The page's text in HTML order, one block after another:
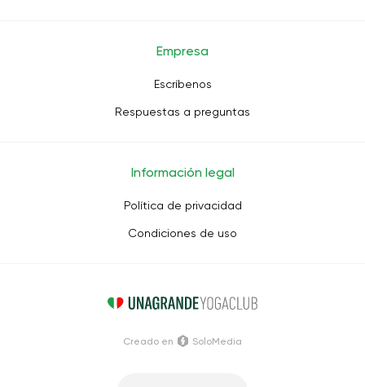
Empresa
Escríbenos
Respuestas a preguntas
Información legal
Política de privacidad
Condiciones de uso
Creado en SoloMedia